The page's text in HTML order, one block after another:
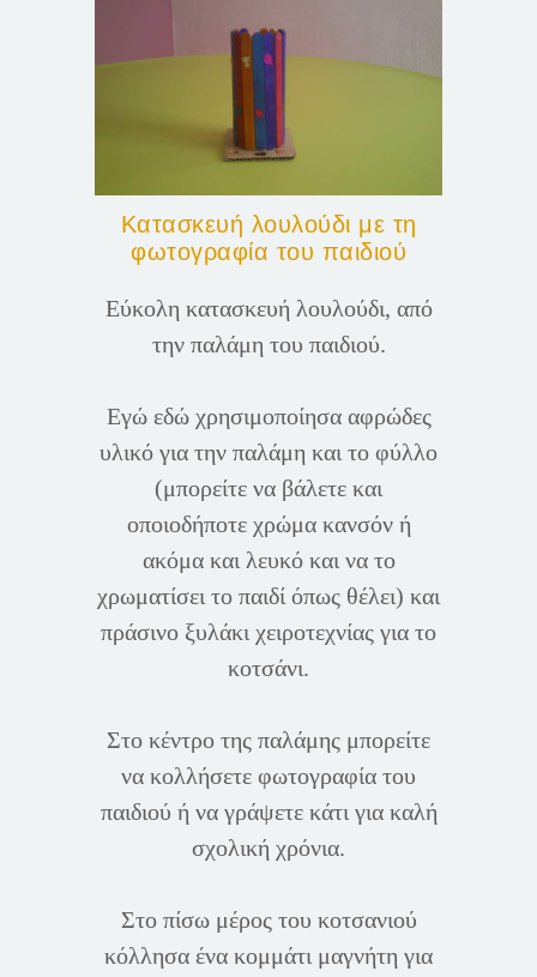
Κατασκευή λουλούδι με τη
φωτογραφία του παιδιού
Εύκολη κατασκευή λουλούδι, από
την παλάμη του παιδιού.
Εγώ εδώ χρησιμοποίησα αφρώδες
υλικό για την παλάμη και το φύλλο
(μπορείτε να βάλετε και
οποιοδήποτε χρώμα κανσόν ή
ακόμα και λευκό και να το
χρωματίσει το παιδί όπως θέλει) και
πράσινο ξυλάκι χειροτεχνίας για το
κοτσάνι.
Στο κέντρο της παλάμης μπορείτε
να κολλήσετε φωτογραφία του
παιδιού ή να γράψετε κάτι για καλή
σχολική χρόνια.
Στο πίσω μέρος του κοτσανιού
κόλλησα ένα κομμάτι μαγνήτη για